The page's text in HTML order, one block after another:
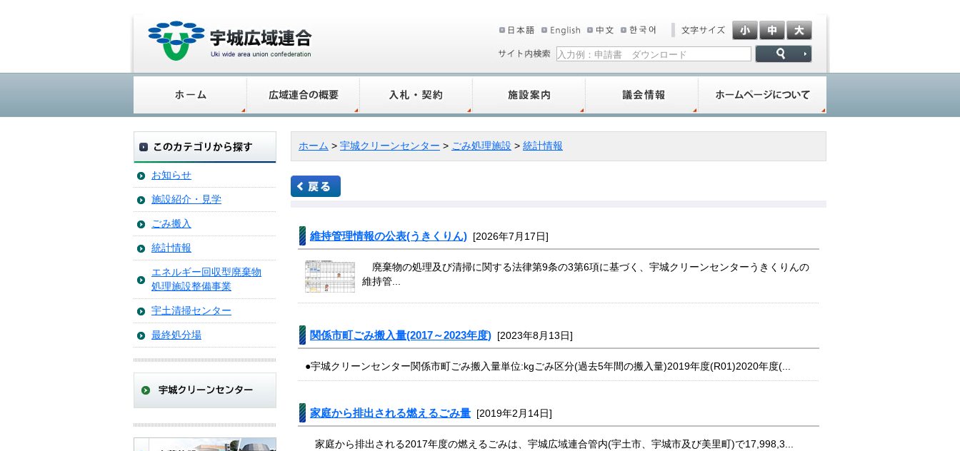
お知らせ
施設紹介・見学
ごみ搬入
統計情報
エネルギー回収型廃棄物
処理施設整備事業
宇土清掃センター
最終処分場
ホーム > 宇城クリーンセンター > ごみ処理施設 > 統計情報
維持管理情報の公表(うきくりん) [2026年7月17日]
廃棄物の処理及び清掃に関する法律第9条の3第6項に基づく、宇城クリーンセンターうきくりんの
維持管...
関係市町ごみ搬入量(2017～2023年度) [2023年8月13日]
●宇城クリーンセンター関係市町ごみ搬入量単位:kgごみ区分(過去5年間の搬入量)2019年度(R01)2020年度(...
家庭から排出される燃えるごみ量 [2019年2月14日]
家庭から排出される2017年度の燃えるごみは、宇城広域連合管内(宇土市、宇城市及び美里町)で17,998,3...